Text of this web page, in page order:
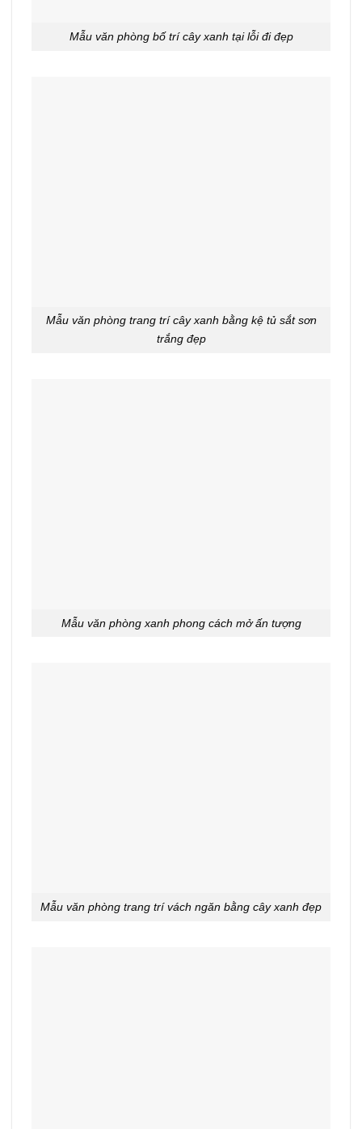
Mẫu văn phòng bố trí cây xanh tại lỗi đi đẹp
Mẫu văn phòng trang trí cây xanh bằng kệ tủ sắt sơn
trắng đẹp
Mẫu văn phòng xanh phong cách mở ấn tượng
Mẫu văn phòng trang trí vách ngăn bằng cây xanh đẹp